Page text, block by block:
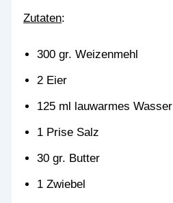
Zutaten:
300 gr. Weizenmehl
2 Eier
125 ml lauwarmes Wasser
1 Prise Salz
30 gr. Butter
1 Zwiebel